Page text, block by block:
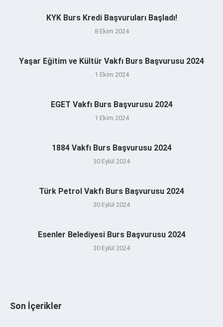
KYK Burs Kredi Başvuruları Başladı!
8 Ekim 2024
Yaşar Eğitim ve Kültür Vakfı Burs Başvurusu 2024
1 Ekim 2024
EGET Vakfı Burs Başvurusu 2024
1 Ekim 2024
1884 Vakfı Burs Başvurusu 2024
30 Eylül 2024
Türk Petrol Vakfı Burs Başvurusu 2024
30 Eylül 2024
Esenler Belediyesi Burs Başvurusu 2024
30 Eylül 2024
Son İçerikler